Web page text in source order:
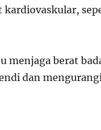
menjaga berat
dan